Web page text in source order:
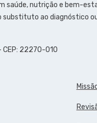
saúde, nutrição e bem-
ao diagnóstico
CEP: 22270-010